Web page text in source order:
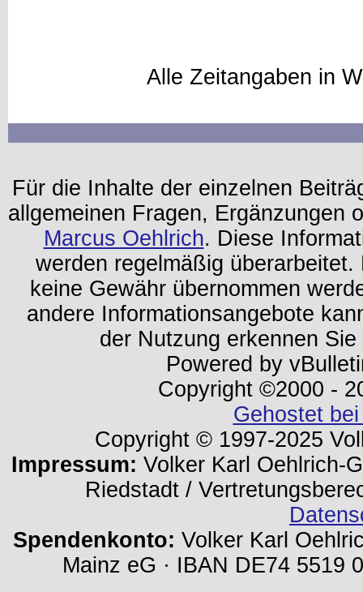
Alle Zeitangaben in
Für die Inhalte der einzelnen
allgemeinen Fragen, Ergänzungen
Marcus Oehlrich. Diese
werden regelmäßig
keine Gewähr übernommen
andere Informationsangebote
der Nutzung erkennen
Powered by
Copyright ©2000 -
Gehostet
Copyright © 1997-2025
Impressum: Volker Karl Oehlrich-
Riedstadt /
Spendenkonto: Volker Karl
Mainz eG · IBAN DE74 5519